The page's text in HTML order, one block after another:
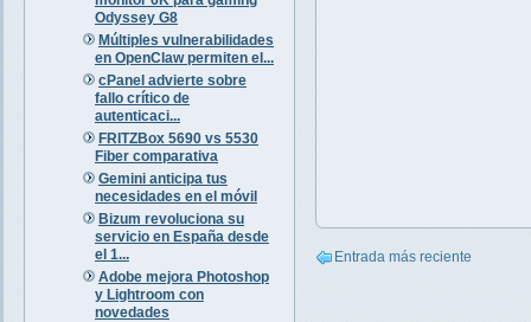
Odyssey G8
Múltiples vulnerabilidades
en OpenClaw permiten el...
cPanel advierte sobre
fallo crítico de
autenticaci...
FRITZBox 5690 vs 5530
Fiber comparativa
Gemini anticipa tus
necesidades en el móvil
Bizum revoluciona su
servicio en España desde
el 1...
Adobe mejora Photoshop
y Lightroom con
novedades
Entrada más reciente